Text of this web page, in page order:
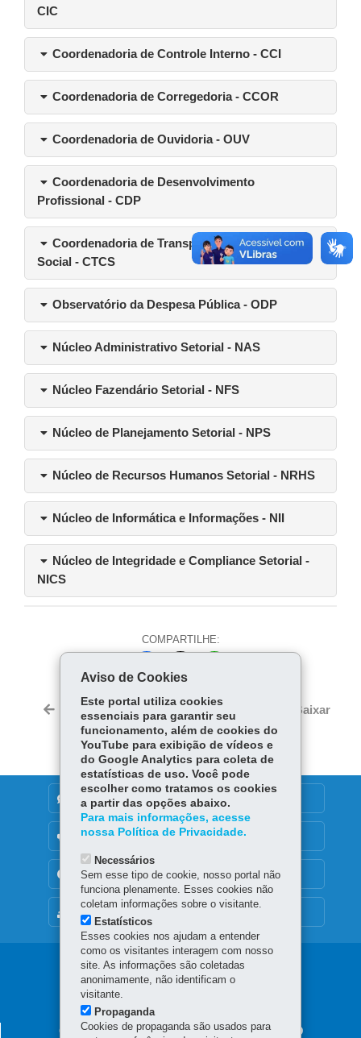
CIC
Coordenadoria de Controle Interno - CCI
Coordenadoria de Corregedoria - CCOR
Coordenadoria de Ouvidoria - OUV
Coordenadoria de Desenvolvimento
Profissional - CDP
Coordenadoria de Transparência e Controle
Social - CTCS
Observatório da Despesa Pública - ODP
Núcleo Administrativo Setorial - NAS
Núcleo Fazendário Setorial - NFS
Núcleo de Planejamento Setorial - NPS
Núcleo de Recursos Humanos Setorial - NRHS
Núcleo de Informática e Informações - NII
Núcleo de Integridade e Compliance Setorial -
NICS
COMPARTILHE:
ce
bo
ok
Tw
itt
er
Ap
p
Imprimir Baixar
DENUNCIE CORRUPÇÃO
OUVIDORIA
TRANSPARÊNCIA INSTITUCIONAL
Navegação
Principal
CGE
CONTROLADORIA GERAL DO ESTADO
Aviso de Cookies
Este portal utiliza cookies
essenciais para garantir seu
funcionamento, além de cookies do
YouTube para exibição de vídeos e
do Google Analytics para coleta de
estatísticas de uso. Você pode
escolher como tratamos os cookies
a partir das opções abaixo.
Para mais informações, acesse
nossa Política de Privacidade.
Necessários
Sem esse tipo de cookie, nosso portal não
funciona plenamente. Esses cookies não
coletam informações sobre o visitante.
Estatísticos
Esses cookies nos ajudam a entender
como os visitantes interagem com nosso
site. As informações são coletadas
anonimamente, não identificam o
visitante.
Propaganda
Cookies de propaganda são usados para